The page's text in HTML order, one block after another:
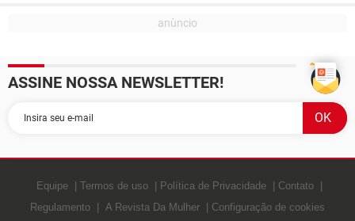
ASSINE NOSSA NEWSLETTER!
Equipe Termos de uso Política de Privacidade
Contato
Regulamento
A Revista Da Mulher Configuração de cookies